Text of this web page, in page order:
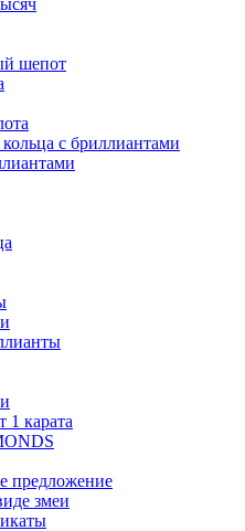
шепот
с бриллиантами
1 карата
предложение
змеи